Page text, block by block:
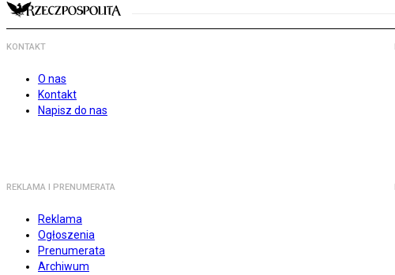
KONTAKT
O nas
Kontakt
Napisz do nas
REKLAMA I PRENUMERATA
Reklama
Ogłoszenia
Prenumerata
Archiwum